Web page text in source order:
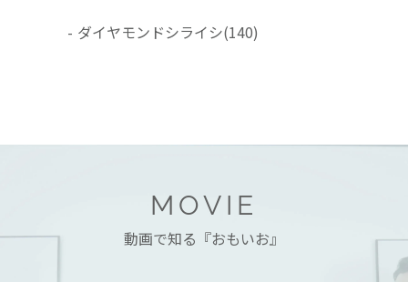
- ダイヤモンドシライシ(140)
MOVIE
動画で知る『おもいお』